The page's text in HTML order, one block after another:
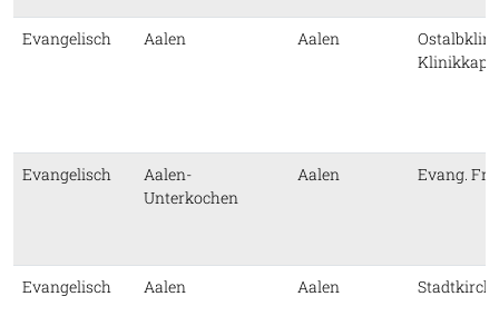
Evangelisch Aalen Aalen
Evangelisch
Aalen-
Unterkochen
Aalen Evang.
Evangelisch Aalen Aalen